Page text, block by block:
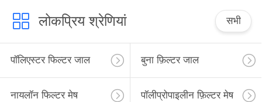
लोकप्रिय श्रेणियां सभी
पॉलिएस्टर फिल्टर जाल बुना फ़िल्टर जाल
नायलॉन फिल्टर मेष पॉलीप्रोपाइलीन फ़िल्टर मेष